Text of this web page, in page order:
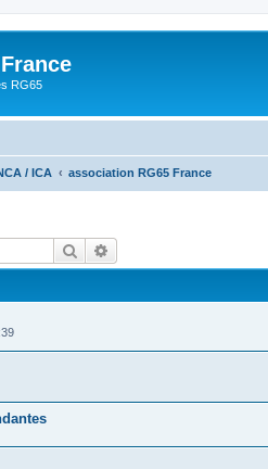
RG65
/ ICA association RG65 France
Rechercher